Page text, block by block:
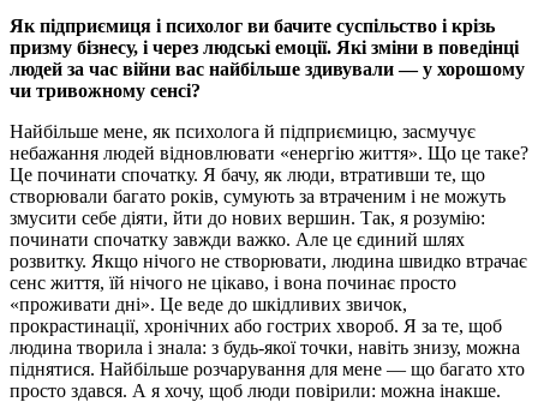
Як підприємиця і психолог ви бачите суспільство і крізь
призму бізнесу, і через людські емоції. Які зміни в поведінці
людей за час війни вас найбільше здивували — у хорошому
чи тривожному сенсі?
Найбільше мене, як психолога й підприємицю, засмучує
небажання людей відновлювати «енергію життя». Що це таке?
Це починати спочатку. Я бачу, як люди, втративши те, що
створювали багато років, сумують за втраченим і не можуть
змусити себе діяти, йти до нових вершин. Так, я розумію:
починати спочатку завжди важко. Але це єдиний шлях
розвитку. Якщо нічого не створювати, людина швидко втрачає
сенс життя, їй нічого не цікаво, і вона починає просто
«проживати дні». Це веде до шкідливих звичок,
прокрастинації, хронічних або гострих хвороб. Я за те, щоб
людина творила і знала: з будь-якої точки, навіть знизу, можна
піднятися. Найбільше розчарування для мене — що багато хто
просто здався. А я хочу, щоб люди повірили: можна інакше.